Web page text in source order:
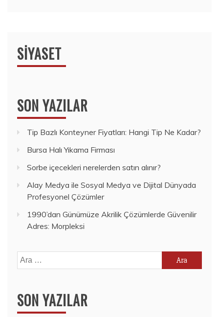
SIYASET
SON YAZILAR
Tip Bazlı Konteyner Fiyatları: Hangi Tip Ne Kadar?
Bursa Halı Yıkama Firması
Sorbe içecekleri nerelerden satın alınır?
Alay Medya ile Sosyal Medya ve Dijital Dünyada
Profesyonel Çözümler
1990’dan Günümüze Akrilik Çözümlerde Güvenilir
Adres: Morpleksi
Arama:
SON YAZILAR